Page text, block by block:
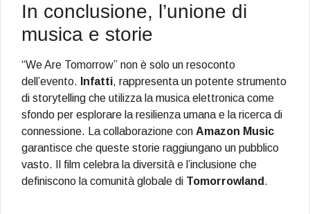
In conclusione, l’unione di
musica e storie
“We Are Tomorrow” non è solo un resoconto
dell’evento. Infatti, rappresenta un potente strumento
di storytelling che utilizza la musica elettronica come
sfondo per esplorare la resilienza umana e la ricerca di
connessione. La collaborazione con Amazon Music
garantisce che queste storie raggiungano un pubblico
vasto. Il film celebra la diversità e l’inclusione che
definiscono la comunità globale di Tomorrowland .